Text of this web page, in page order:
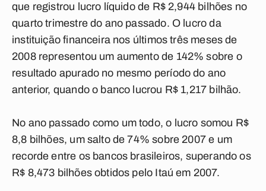
que registrou lucro líquido de R$ 2,944 bilhões no
quarto trimestre do ano passado. O lucro da
instituição financeira nos últimos três meses de
2008 representou um aumento de 142% sobre o
resultado apurado no mesmo período do ano
anterior, quando o banco lucrou R$ 1,217 bilhão.
No ano passado como um todo, o lucro somou R$
8,8 bilhões, um salto de 74% sobre 2007 e um
recorde entre os bancos brasileiros, superando os
R$ 8,473 bilhões obtidos pelo Itaú em 2007.